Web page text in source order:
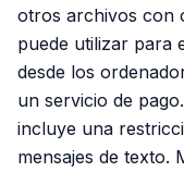
otros archivos con
puede utilizar para
desde los
un servicio de
incluye una
mensajes de texto.